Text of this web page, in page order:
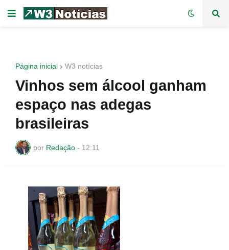
Página inicial W3 notícias
Vinhos sem álcool ganham
espaço nas adegas
brasileiras
por Redação - 12:11